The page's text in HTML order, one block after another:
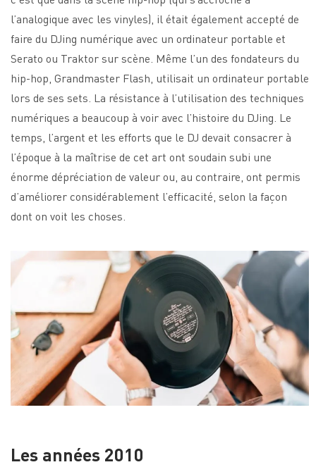
l’analogique avec les vinyles), il était également accepté de
faire du DJing numérique avec un ordinateur portable et
Serato ou Traktor sur scène. Même l’un des fondateurs du
hip-hop, Grandmaster Flash, utilisait un ordinateur portable
lors de ses sets. La résistance à l’utilisation des techniques
numériques a beaucoup à voir avec l’histoire du DJing. Le
temps, l’argent et les efforts que le DJ devait consacrer à
l’époque à la maîtrise de cet art ont soudain subi une
énorme dépréciation de valeur ou, au contraire, ont permis
d’améliorer considérablement l’efficacité, selon la façon
dont on voit les choses.
Les années 2010